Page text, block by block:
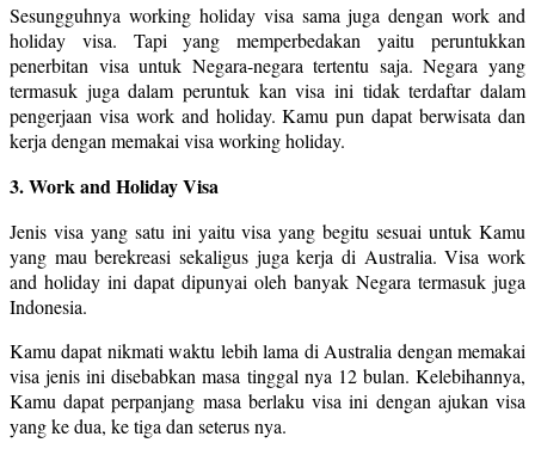
Sesungguhnya working holiday visa sama juga dengan work and
holiday visa. Tapi yang memperbedakan yaitu peruntukkan
penerbitan visa untuk Negara-negara tertentu saja. Negara yang
termasuk juga dalam peruntuk kan visa ini tidak terdaftar dalam
pengerjaan visa work and holiday. Kamu pun dapat berwisata dan
kerja dengan memakai visa working holiday.
3. Work and Holiday Visa
Jenis visa yang satu ini yaitu visa yang begitu sesuai untuk Kamu
yang mau berekreasi sekaligus juga kerja di Australia. Visa work
and holiday ini dapat dipunyai oleh banyak Negara termasuk juga
Indonesia.
Kamu dapat nikmati waktu lebih lama di Australia dengan memakai
visa jenis ini disebabkan masa tinggal nya 12 bulan. Kelebihannya,
Kamu dapat perpanjang masa berlaku visa ini dengan ajukan visa
yang ke dua, ke tiga dan seterus nya.